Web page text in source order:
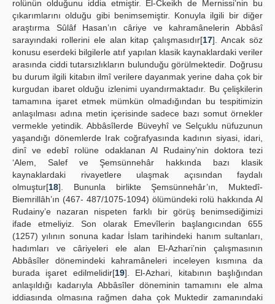
rolünün olduğunu iddia etmiştir. El-Ckeikh de Mernissi’nin bu
çıkarımlarını olduğu gibi benimsemiştir. Konuyla ilgili bir diğer
araştırma Sûlâf Hasan’ın câriye ve kahramânelerin Abbâsî
sarayındaki rollerini ele alan kitap çalışmasıdır[17]. Ancak söz
konusu eserdeki bilgilerle atıf yapılan klasik kaynaklardaki veriler
arasında ciddi tutarsızlıkların bulunduğu görülmektedir. Doğrusu
bu durum ilgili kitabın ilmî verilere dayanmak yerine daha çok bir
kurgudan ibaret olduğu izlenimi uyandırmaktadır. Bu çelişkilerin
tamamına işaret etmek mümkün olmadığından bu tespitimizin
anlaşılması adına metin içerisinde sadece bazı somut örnekler
vermekle yetindik. Abbâsîlerde Büveyhî ve Selçuklu nüfuzunun
yaşandığı dönemlerde Irak coğrafyasında kadının siyasi, idari,
dinî ve edebî rolüne odaklanan Al Rudainy’nin doktora tezi
‘Alem, Salef ve Şemsünnehâr hakkında bazı klasik
kaynaklardaki rivayetlere ulaşmak açısından faydalı
olmuştur[18]. Bununla birlikte Şemsünnehâr’ın, Muktedî-
Biemrillâh’ın (467- 487/1075-1094) ölümündeki rolü hakkında Al
Rudainy’e nazaran nispeten farklı bir görüş benimsediğimizi
ifade etmeliyiz. Son olarak Emevîlerin başlangıcından 655
(1257) yılının sonuna kadar İslam tarihindeki hanım sultanları,
hadımları ve câriyeleri ele alan El-Azhari’nin çalışmasının
Abbâsîler dönemindeki kahramâneleri inceleyen kısmına da
burada işaret edilmelidir[19]. El-Azhari, kitabının başlığından
anlaşıldığı kadarıyla Abbâsîler döneminin tamamını ele alma
iddiasında olmasına rağmen daha çok Muktedir zamanındaki